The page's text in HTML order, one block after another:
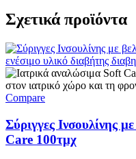
Σχετικά προϊόντα
Compare
Σύριγγες Ινσουλίνης
Care 100τμχ